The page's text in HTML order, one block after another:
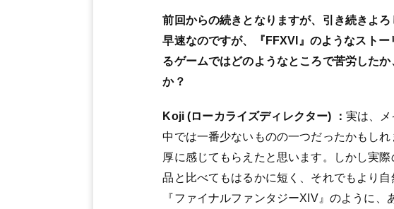
前回からの続きとなりますが、引き続きよろ
早速なのですが、『FFXVI』のようなスト
るゲームではどのようなところで苦労した
か？
Koji (ローカライズディレクター) ： 実は、
中では一番少ないものの一つだったかもし
厚に感じてもらえたと思います。しかし実
品と比べてもはるかに短く、それでもより
『ファイナルファンタジーXIV』のように